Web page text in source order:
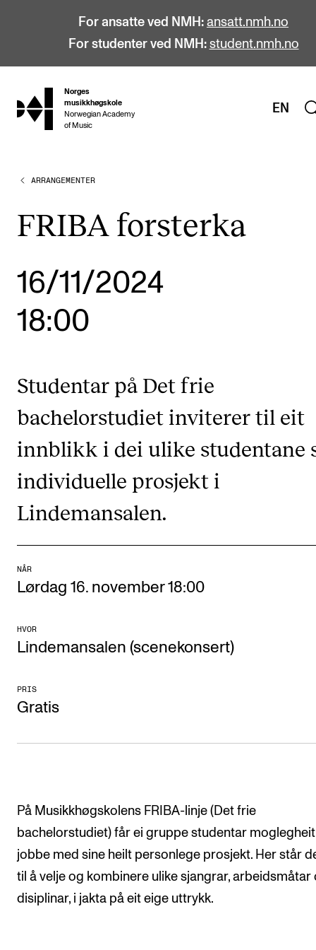
For ansatte ved NMH: ansatt.nmh.no
For studenter ved NMH: student.nmh.no
hjem
Norges
musikkhøgskole
Norwegian Academy
of Music
EN
STUDIER
Bachelor
Doktorgrad
Årsstudium og videreutdanning
STUDENTLIV
Fagmiljøer
Salane våre
FORSKNING
CREMAH
Prosjekter
Internasjonal strategi
Nettverk
IN.TUNE
ARRANGEMENTER
FRIBA forsterka
16/11/2024
18:00
Studentar på Det frie
bachelorstudiet inviterer til eit
innblikk i dei ulike studentane
individuelle prosjekt i
Lindemansalen.
NÅR
Lørdag 16. november 18:00
HVOR
Lindemansalen (scenekonsert)
PRIS
Gratis
På Musikkhøgskolens FRIBA-linje (Det frie
bachelorstudiet) får ei gruppe studentar
jobbe med sine heilt personlege prosjekt. Her står
til å velje og kombinere ulike sjangrar, arbeidsmåtar
disiplinar, i jakta på eit eige uttrykk.